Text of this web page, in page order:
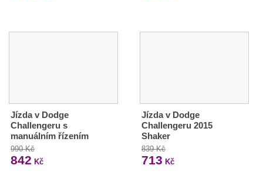
Jízda v Dodge
Challengeru s
manuálním řízením
990 Kč
842 Kč
Jízda v Dodge
Challengeru 2015
Shaker
839 Kč
713 Kč